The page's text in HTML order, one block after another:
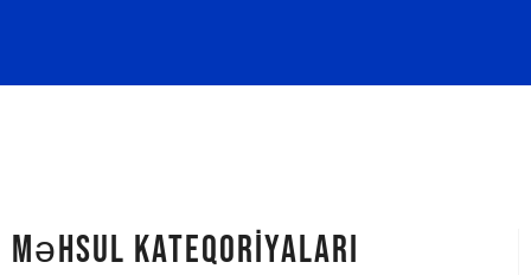
Məhsul Kateqoriyaları